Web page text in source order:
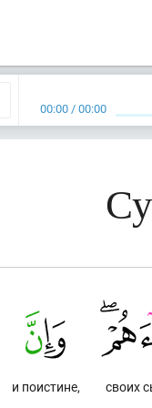
00:00 /00:00
своих
и поистине,